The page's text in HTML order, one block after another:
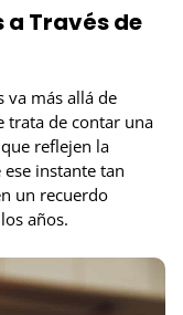
a Través de
va más allá de
trata de contar una
reflejen la
instante tan
un recuerdo
años.